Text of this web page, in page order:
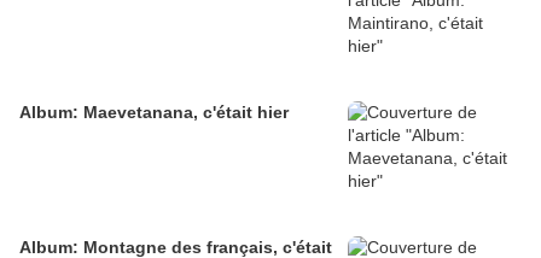
Album: Maevetanana, c'était hier
Album: Montagne des français, c'était